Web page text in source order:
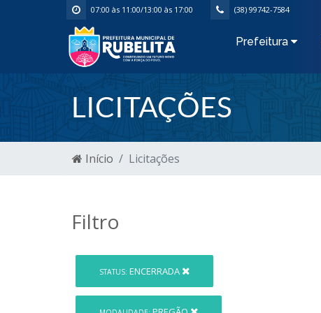
07:00 às 11:00/13:00 às 17:00 (38) 99742-7584
Prefeitura
LICITAÇÕES
Início Licitações
Filtro
STATUS: ENCERRADA